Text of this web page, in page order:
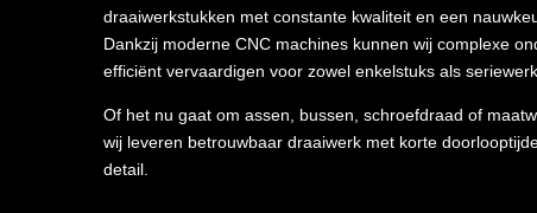
draaiwerkstukken met constante kwaliteit en een
Dankzij moderne CNC machines kunnen wij complexe
efficiënt vervaardigen voor zowel enkelstuks als seriewerk.
Of het nu gaat om assen, bussen, schroefdraad of
wij leveren betrouwbaar draaiwerk met korte
detail.